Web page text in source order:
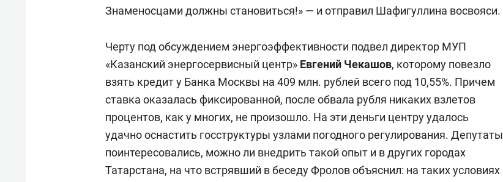
Знаменосцами должны становиться!» — и отправил Шафигуллина восвояси.
Черту под обсуждением энергоэффективности подвел директор МУП
«Казанский энергосервисный центр» Евгений Чекашов, которому повезло
взять кредит у Банка Москвы на 409 млн. рублей всего под 10,55%. Причем
ставка оказалась фиксированной, после обвала рубля никаких взлетов
процентов, как у многих, не произошло. На эти деньги центру удалось
удачно оснастить госструктуры узлами погодного регулирования. Депутаты
поинтересовались, можно ли внедрить такой опыт и в других городах
Татарстана, на что встрявший в беседу Фролов объяснил: на таких условиях